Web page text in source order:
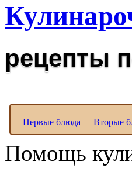
рецепты
Первые блюда Вторые
Помощь